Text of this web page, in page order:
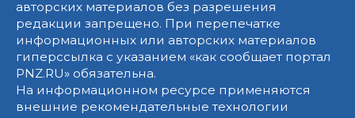
авторских материалов без разрешения
редакции запрещено. При перепечатке
информационных или авторских материалов
гиперссылка с указанием «как сообщает портал
PNZ.RU» обязательна.
На информационном ресурсе применяются
внешние рекомендательные технологии